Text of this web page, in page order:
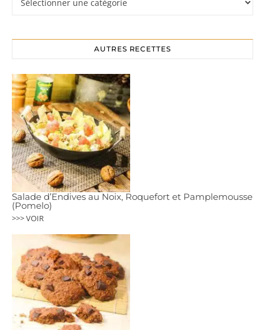
AUTRES RECETTES
Salade d’Endives au Noix, Roquefort et Pamplemousse
(Pomelo)
>>> VOIR